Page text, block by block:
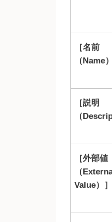
名前
（Name
説明
（
外部値
（
Value）